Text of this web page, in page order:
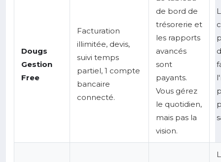
Dougs
Gestion
Free
Facturation
illimitée, devis,
suivi temps
partiel, 1 compte
bancaire
connecté.
de bord de
trésorerie et
les rapports
avancés
sont
payants.
Vous gérez
le quotidien,
mais pas la
vision.